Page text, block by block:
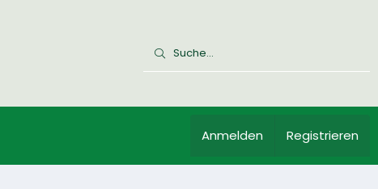
Anmelden Registrieren